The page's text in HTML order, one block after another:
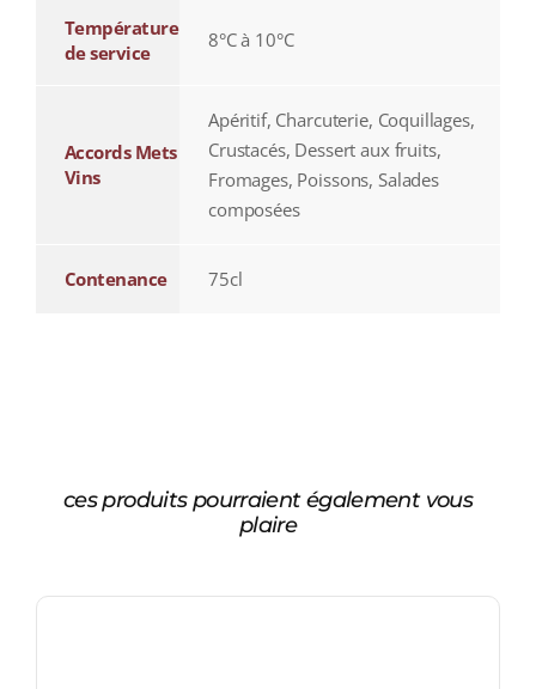
Température
de service
8°C à 10°C
Accords Mets
Vins
Apéritif, Charcuterie, Coquillages,
Crustacés, Dessert aux fruits,
Fromages, Poissons, Salades
composées
Contenance 75cl
ces produits pourraient également vous
plaire